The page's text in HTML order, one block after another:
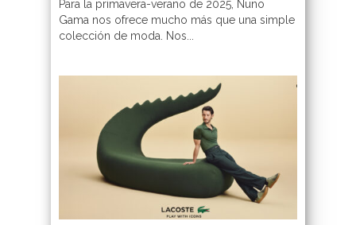
Para la primavera-verano de 2025, Nuno
Gama nos ofrece mucho más que una simple
colección de moda. Nos...